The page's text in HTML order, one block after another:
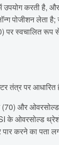
करती है,
पोजीशन लेता
स्वचालित
तंत्र पर आधारित
(70) और
के ओवरसोल्ड
करने का पता